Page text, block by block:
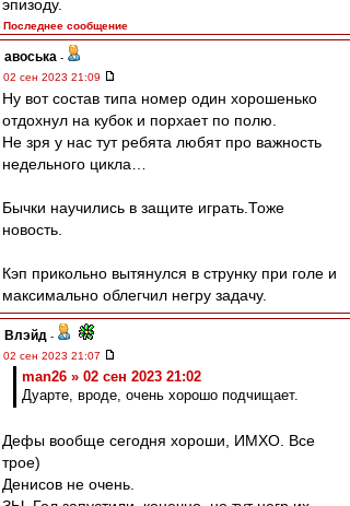
эпизоду.
Последнее сообщение
авоська -
02 сен 2023 21:09
Ну вот состав типа номер один хорошенько
отдохнул на кубок и порхает по полю.
Не зря у нас тут ребята любят про важность
недельного цикла…
Бычки научились в защите играть.Тоже
новость.
Кэп прикольно вытянулся в струнку при голе и
максимально облегчил негру задачу.
Влэйд -
02 сен 2023 21:07
man26 » 02 сен 2023 21:02
Дуарте, вроде, очень хорошо подчищает.
Дефы вообще сегодня хороши, ИМХО. Все
трое)
Денисов не очень.